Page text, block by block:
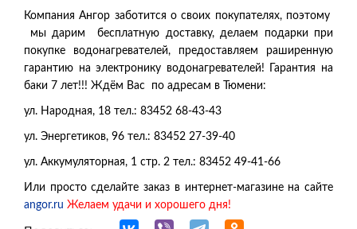
Компания Ангор заботится о своих покупателях, поэтому
мы дарим бесплатную доставку, делаем подарки при
покупке водонагревателей, предоставляем раширенную
гарантию на электронику водонагревателей! Гарантия на
баки 7 лет!!! Ждём Вас по адресам в Тюмени:
ул. Народная, 18 тел.: 83452 68-43-43
ул. Энергетиков, 96 тел.: 83452 27-39-40
ул. Аккумуляторная, 1 стр. 2 тел.: 83452 49-41-66
Или просто сделайте заказ в интернет-магазине на сайте
angor.ru Желаем удачи и хорошего дня!